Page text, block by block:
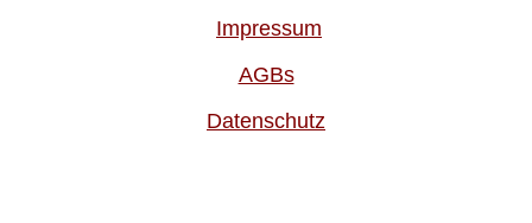
Impressum
AGBs
Datenschutz